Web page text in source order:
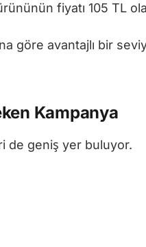
fiyatı 105 TL
göre avantajlı bir
Kampanya
de geniş yer buluyor.